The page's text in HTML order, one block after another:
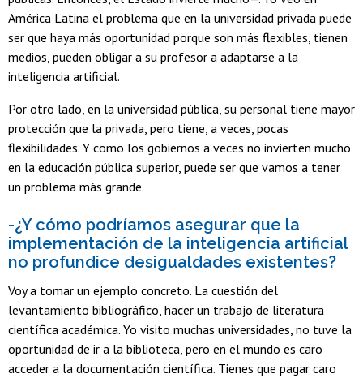
América Latina el problema que en la universidad privada puede
ser que haya más oportunidad porque son más flexibles, tienen
medios, pueden obligar a su profesor a adaptarse a la
inteligencia artificial.
Por otro lado, en la universidad pública, su personal tiene mayor
protección que la privada, pero tiene, a veces, pocas
flexibilidades. Y como los gobiernos a veces no invierten mucho
en la educación pública superior, puede ser que vamos a tener
un problema más grande.
-¿Y cómo podríamos asegurar que la
implementación de la inteligencia artificial
no profundice desigualdades existentes?
Voy a tomar un ejemplo concreto. La cuestión del
levantamiento bibliográfico, hacer un trabajo de literatura
científica académica. Yo visito muchas universidades, no tuve la
oportunidad de ir a la biblioteca, pero en el mundo es caro
acceder a la documentación científica. Tienes que pagar caro